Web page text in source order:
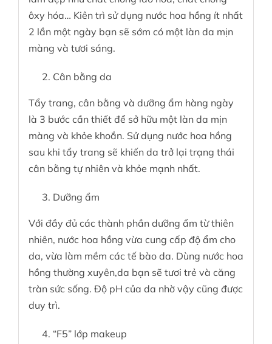
ôxy hóa… Kiên trì sử dụng nước hoa hồng ít nhất
2 lần một ngày bạn sẽ sớm có một làn da mịn
màng và tươi sáng.
Cân bằng da
Tẩy trang, cân bằng và dưỡng ẩm hàng ngày
là 3 bước cần thiết để sở hữu một làn da mịn
màng và khỏe khoắn. Sử dụng nước hoa hồng
sau khi tẩy trang sẽ khiến da trở lại trạng thái
cân bằng tự nhiên và khỏe mạnh nhất.
Dưỡng ẩm
Với đầy đủ các thành phần dưỡng ẩm từ thiên
nhiên, nước hoa hồng vừa cung cấp độ ẩm cho
da, vừa làm mềm các tế bào da. Dùng nước hoa
hồng thường xuyên,da bạn sẽ tươi trẻ và căng
tràn sức sống. Độ pH của da nhờ vậy cũng được
duy trì.
“F5” lớp makeup